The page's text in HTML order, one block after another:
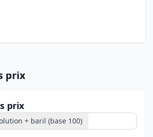
prix
prix
+ baril (base 100)